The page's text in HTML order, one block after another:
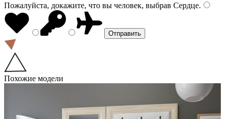
Пожалуйста, докажите, что вы человек, выбрав Сердце.
Похожие модели